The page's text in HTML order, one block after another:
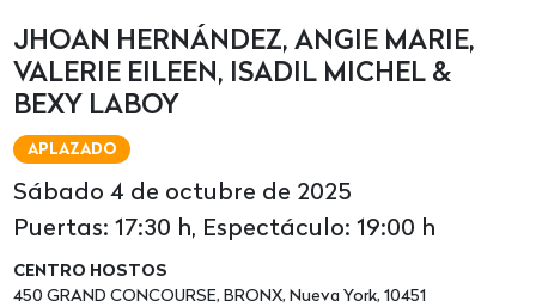
JHOAN HERNÁNDEZ, ANGIE MARIE,
VALERIE EILEEN, ISADIL MICHEL &
BEXY LABOY
APLAZADO
Sábado 4 de octubre de 2025
Puertas: 17:30 h, Espectáculo: 19:00 h
CENTRO HOSTOS
450 GRAND CONCOURSE, BRONX, Nueva York, 10451